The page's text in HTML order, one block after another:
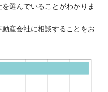
選んでいることがわかりま
産会社に相談することをお